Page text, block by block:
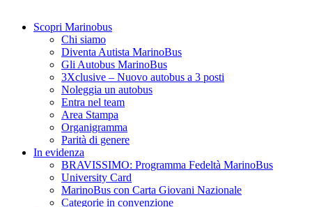
Scopri Marinobus
Chi siamo
Diventa Autista MarinoBus
Gli Autobus MarinoBus
3Xclusive – Nuovo autobus a 3 posti
Noleggia un autobus
Entra nel team
Area Stampa
Organigramma
Parità di genere
In evidenza
BRAVISSIMO: Programma Fedeltà MarinoBus
University Card
MarinoBus con Carta Giovani Nazionale
Categorie in convenzione